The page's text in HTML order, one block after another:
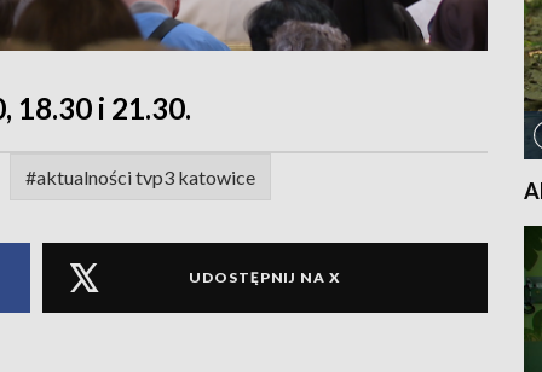
18.30 i 21.30.
#aktualności tvp3 katowice
UDOSTĘPNIJ NA X